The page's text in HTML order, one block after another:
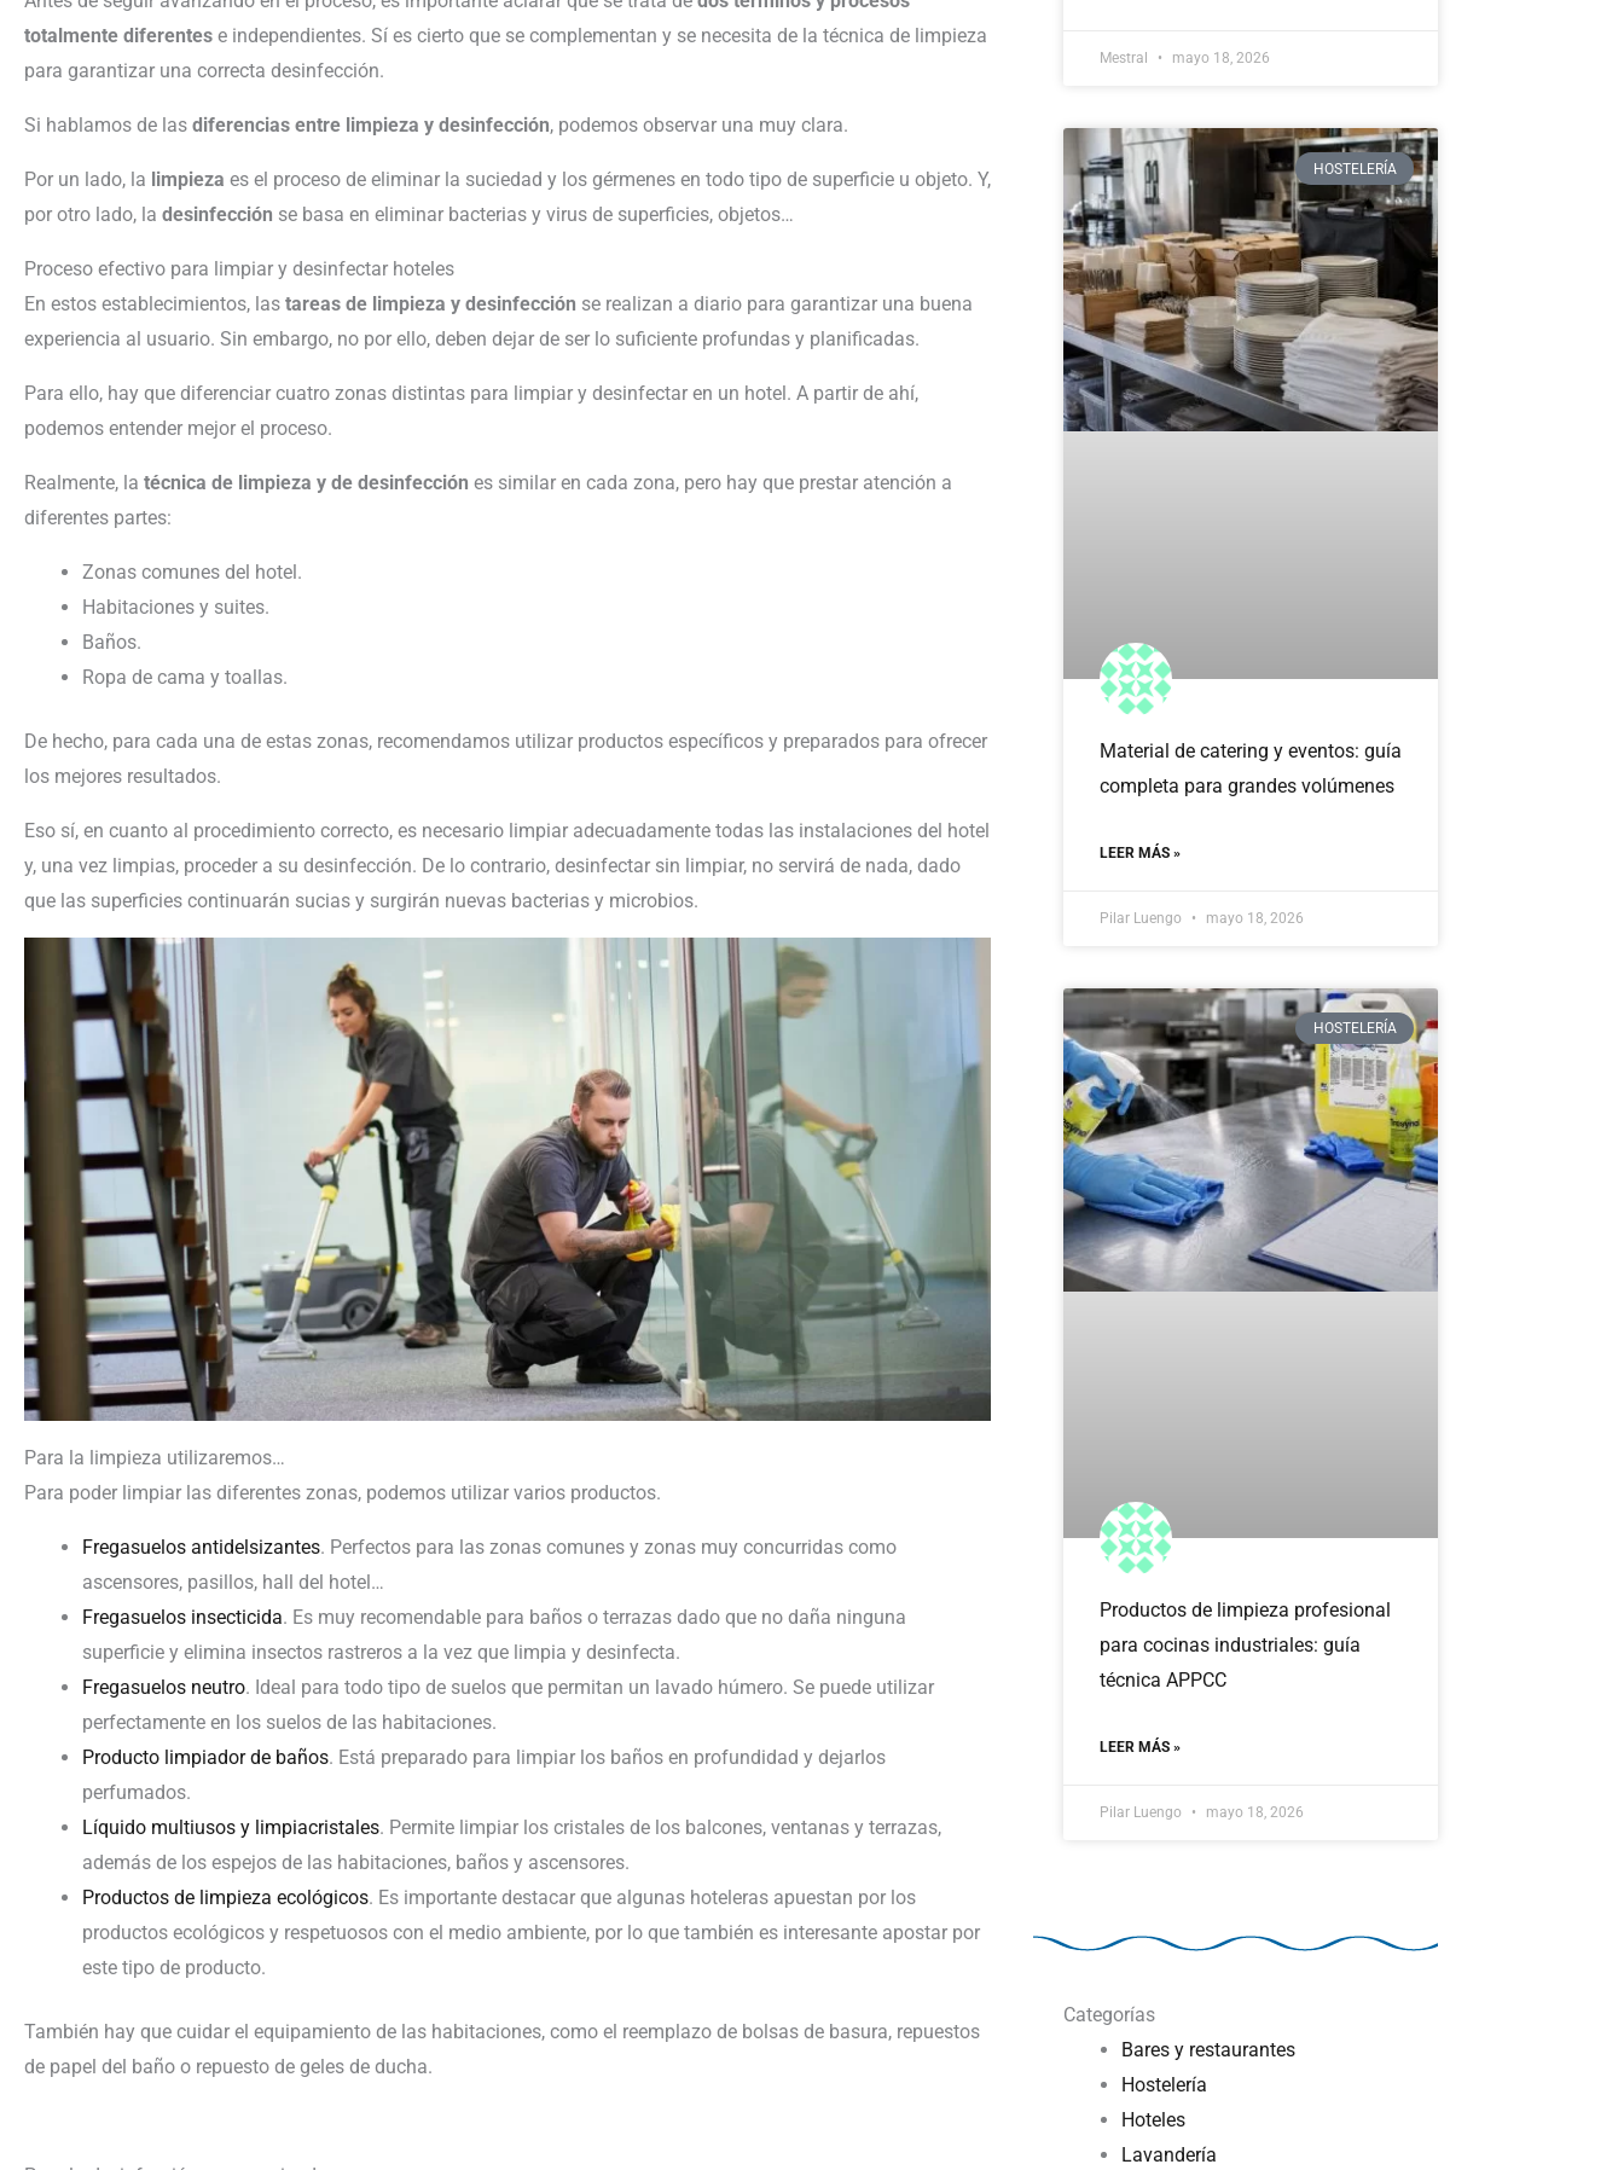
totalmente diferentes e independientes. Sí es cierto que se complementan y se necesita de la técnica de limpieza
para garantizar una correcta desinfección.
Si hablamos de las diferencias entre limpieza y desinfección, podemos observar una muy clara.
Por un lado, la limpieza es el proceso de eliminar la suciedad y los gérmenes en todo tipo de superficie u objeto. Y,
por otro lado, la desinfección se basa en eliminar bacterias y virus de superficies, objetos…
Proceso efectivo para limpiar y desinfectar hoteles
En estos establecimientos, las tareas de limpieza y desinfección se realizan a diario para garantizar una buena
experiencia al usuario. Sin embargo, no por ello, deben dejar de ser lo suficiente profundas y planificadas.
Para ello, hay que diferenciar cuatro zonas distintas para limpiar y desinfectar en un hotel. A partir de ahí,
podemos entender mejor el proceso.
Realmente, la técnica de limpieza y de desinfección es similar en cada zona, pero hay que prestar atención a
diferentes partes:
Zonas comunes del hotel.
Habitaciones y suites.
Baños.
Ropa de cama y toallas.
De hecho, para cada una de estas zonas, recomendamos utilizar productos específicos y preparados para ofrecer
los mejores resultados.
Eso sí, en cuanto al procedimiento correcto, es necesario limpiar adecuadamente todas las instalaciones del hotel
y, una vez limpias, proceder a su desinfección. De lo contrario, desinfectar sin limpiar, no servirá de nada, dado
que las superficies continuarán sucias y surgirán nuevas bacterias y microbios.
Para la limpieza utilizaremos…
Para poder limpiar las diferentes zonas, podemos utilizar varios productos.
Fregasuelos antidelsizantes. Perfectos para las zonas comunes y zonas muy concurridas como
ascensores, pasillos, hall del hotel…
Fregasuelos insecticida. Es muy recomendable para baños o terrazas dado que no daña ninguna
superficie y elimina insectos rastreros a la vez que limpia y desinfecta.
Fregasuelos neutro. Ideal para todo tipo de suelos que permitan un lavado húmero. Se puede utilizar
perfectamente en los suelos de las habitaciones.
Producto limpiador de baños. Está preparado para limpiar los baños en profundidad y dejarlos
perfumados.
Líquido multiusos y limpiacristales. Permite limpiar los cristales de los balcones, ventanas y terrazas,
además de los espejos de las habitaciones, baños y ascensores.
Productos de limpieza ecológicos. Es importante destacar que algunas hoteleras apuestan por los
productos ecológicos y respetuosos con el medio ambiente, por lo que también es interesante apostar por
este tipo de producto.
También hay que cuidar el equipamiento de las habitaciones, como el reemplazo de bolsas de basura, repuestos
de papel del baño o repuesto de geles de ducha.
Mestral mayo 18, 2026
HOSTELERÍA
Material de catering y eventos: guía
completa para grandes volúmenes
LEER MÁS »
Pilar Luengo mayo 18, 2026
HOSTELERÍA
Productos de limpieza profesional
para cocinas industriales: guía
técnica APPCC
LEER MÁS »
Pilar Luengo mayo 18, 2026
Categorías
Bares y restaurantes
Hostelería
Hoteles
Lavandería